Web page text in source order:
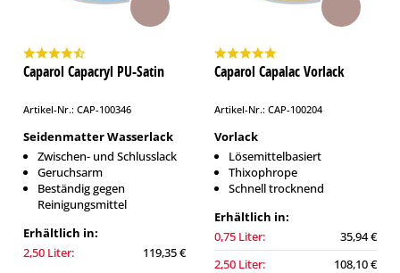
Caparol Capacryl PU-Satin
Artikel-Nr.: CAP-100346
Seidenmatter Wasserlack
Zwischen- und Schlusslack
Geruchsarm
Beständig gegen
Reinigungsmittel
Erhältlich in:
2,50 Liter:
119,35 €
Caparol Capalac Vorlack
Artikel-Nr.: CAP-100204
Vorlack
Lösemittelbasiert
Thixophrope
Schnell trocknend
Erhältlich in:
0,75 Liter:
35,94 €
2,50 Liter:
108,10 €